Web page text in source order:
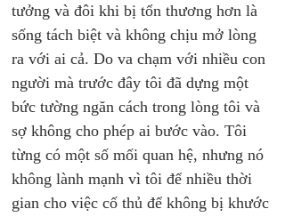
tưởng và đôi khi bị tổn thương hơn là
sống tách biệt và không chịu mở lòng
ra với ai cả. Do va chạm với nhiều con
người mà trước đây tôi đã dựng một
bức tường ngăn cách trong lòng tôi và
sợ không cho phép ai bước vào. Tôi
từng có một số mối quan hệ, nhưng nó
không lành mạnh vì tôi để nhiều thời
gian cho việc cố thủ để không bị khước